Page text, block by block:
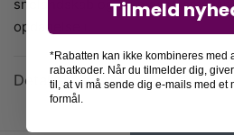
snelandskab og en masse små
opdagelse i.
Detaljer
Tilmeld
*Rabatten kan ikke kombineres med
rabatkoder. Når du tilmelder dig,
til, at vi må sende dig e-mails med
formål.